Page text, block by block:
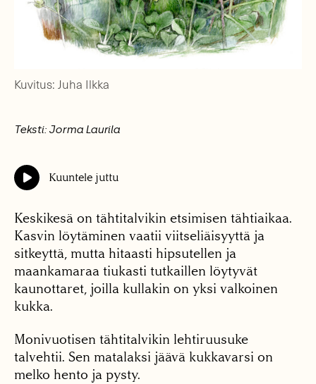
Kuvitus: Juha Ilkka
Teksti: Jorma Laurila
Kuuntele juttu
Keskikesä on tähtitalvikin etsimisen tähtiaikaa.
Kasvin löytäminen vaatii viitseliäisyyttä ja
sitkeyttä, mutta hitaasti hipsutellen ja
maankamaraa tiukasti tutkaillen löytyvät
kaunottaret, joilla kullakin on yksi valkoinen
kukka.
Monivuotisen tähtitalvikin lehtiruusuke
talvehtii. Sen matalaksi jäävä kukkavarsi on
melko hento ja pysty.